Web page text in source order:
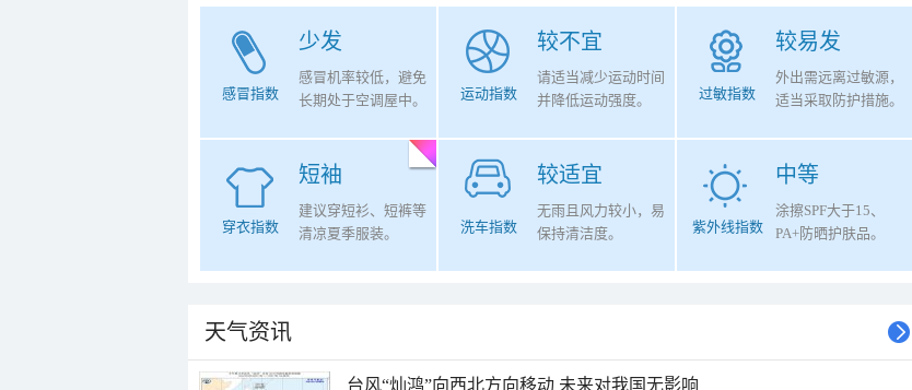
少发
感冒指数
感冒机率较低，避免
长期处于空调屋中。
较不宜
运动指数
请适当减少运动时间
并降低运动强度。
较易发
过敏指数
外出需远离过敏源，
适当采取防护措施。
短袖
穿衣指数
建议穿短衫、短裤等
清凉夏季服装。
较适宜
洗车指数
无雨且风力较小，易
保持清洁度。
中等
紫外线指数
涂擦SPF大于15、
PA+防晒护肤品。
天气资讯
台风“灿鸿”向西北方向移动 未来对我国无影响